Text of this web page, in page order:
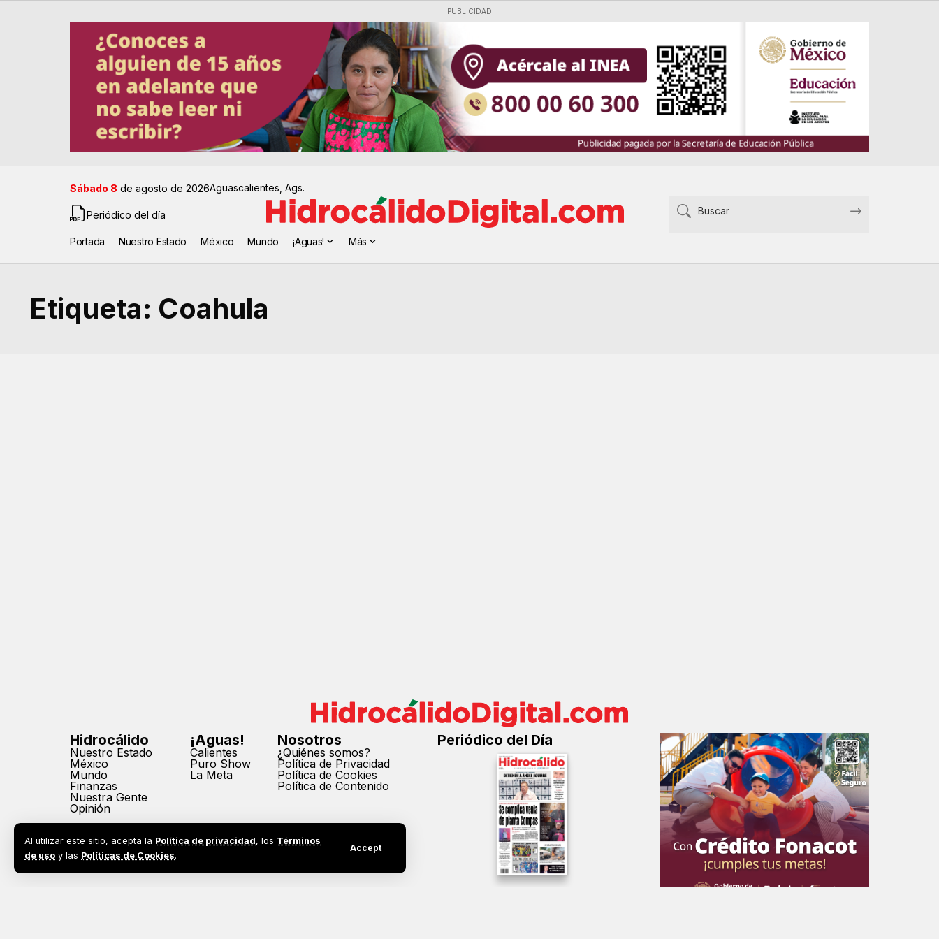
Al utilizar este sitio, acepta la Política de privacidad, los Términos
de uso y las Políticas de Cookies.
Accept
PUBLICIDAD
Sábado 8 de agosto de 2026Aguascalientes, Ags.
Periódico del día
Portada Nuestro Estado México Mundo ¡Aguas! Más
Etiqueta: Coahula
Hidrocálido
Nuestro Estado
México
Mundo
Finanzas
Nuestra Gente
Opinión
¡Aguas!
Calientes
Puro Show
La Meta
Nosotros
¿Quiénes somos?
Política de Privacidad
Política de Cookies
Política de Contenido
Periódico del Día